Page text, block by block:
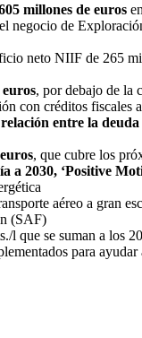
millones de euros
negocio de
neto NIIF de 265
, por debajo de la
con créditos fiscales
relación entre la deuda
, que cubre los
a 2030, ‘Positive
aéreo a gran
(SAF)
l que se suman a los
para